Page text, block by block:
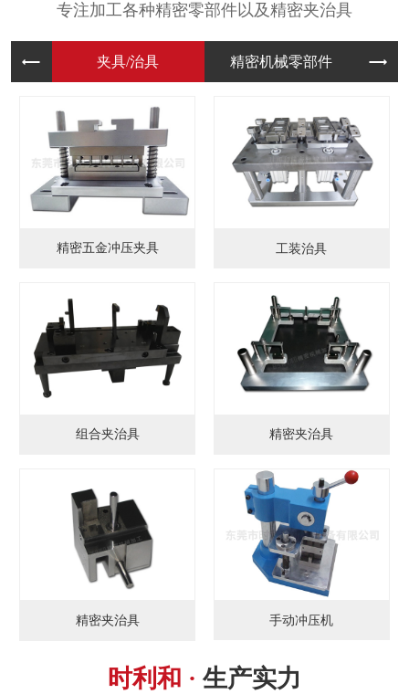
专注加工各种精密零部件以及精密夹治具
夹具/治 精密机械
精密五金冲压夹具 工装治具
组合夹治具 精密夹治具
精密夹治具 手动冲压机
时利和 · 生产实力